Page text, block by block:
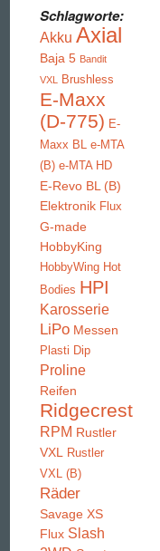
Schlagworte:
Akku Axial
Baja 5 Bandit
VXL
Brushless
E-Maxx
(D-775) E-
Maxx BL e-MTA
(B) e-MTA HD
E-Revo BL (B)
Elektronik Flux
G-made
HobbyKing
HobbyWing Hot
Bodies HPI
Karosserie
LiPo Messen
Plasti Dip
Proline
Reifen
Ridgecrest
RPM Rustler
VXL
Rustler
VXL (B)
Räder
Savage XS
Flux Slash